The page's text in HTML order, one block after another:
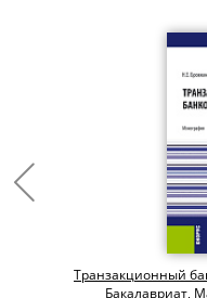
Транзакционный
Бакалавриат,